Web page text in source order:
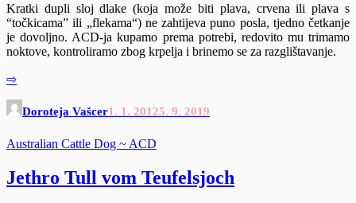
Kratki dupli sloj dlake (koja može biti plava, crvena ili plava s
“točkicama” ili „flekama“) ne zahtijeva puno posla, tjedno četkanje
je dovoljno. ACD-ja kupamo prema potrebi, redovito mu trimamo
noktove, kontroliramo zbog krpelja i brinemo se za razglištavanje.
⇨
Doroteja Vašcer1. 1. 20125. 9. 2019
Australian Cattle Dog ~ ACD
Jethro Tull vom Teufelsjoch